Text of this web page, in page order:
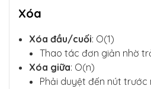
Xóa
Xóa đầu/cuối: O(1)
Thao tác đơn giản nhờ
Xóa giữa: O(n)
Phải duyệt đến nút trước